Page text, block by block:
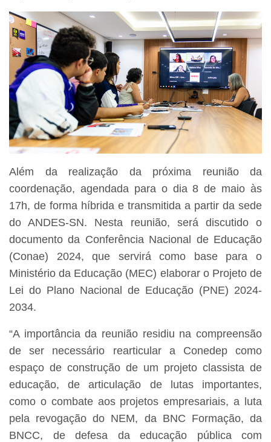
Além da realização da próxima reunião da
coordenação, agendada para o dia 8 de maio às
17h, de forma híbrida e transmitida a partir da sede
do ANDES-SN. Nesta reunião, será discutido o
documento da Conferência Nacional de Educação
(Conae) 2024, que servirá como base para o
Ministério da Educação (MEC) elaborar o Projeto de
Lei do Plano Nacional de Educação (PNE) 2024-
2034.
“A importância da reunião residiu na compreensão
de ser necessário rearticular a Conedep como
espaço de construção de um projeto classista de
educação, de articulação de lutas importantes,
como o combate aos projetos empresariais, a luta
pela revogação do NEM, da BNC Formação, da
BNCC, de defesa da educação pública com